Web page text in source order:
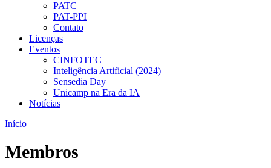
PATC
PAT-PPI
Contato
Licenças
Eventos
CINFOTEC
Inteligência Artificial (2024)
Sensedia Day
Unicamp na Era da IA
Notícias
Início
Membros